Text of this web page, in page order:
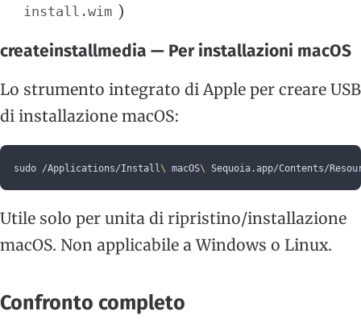
install.wim )
createinstallmedia — Per installazioni macOS
Lo strumento integrato di Apple per creare USB
di installazione macOS:
sudo /Applications/Install\ macOS\ Sequoia.app/Contents/
Utile solo per unita di ripristino/installazione
macOS. Non applicabile a Windows o Linux.
Confronto completo